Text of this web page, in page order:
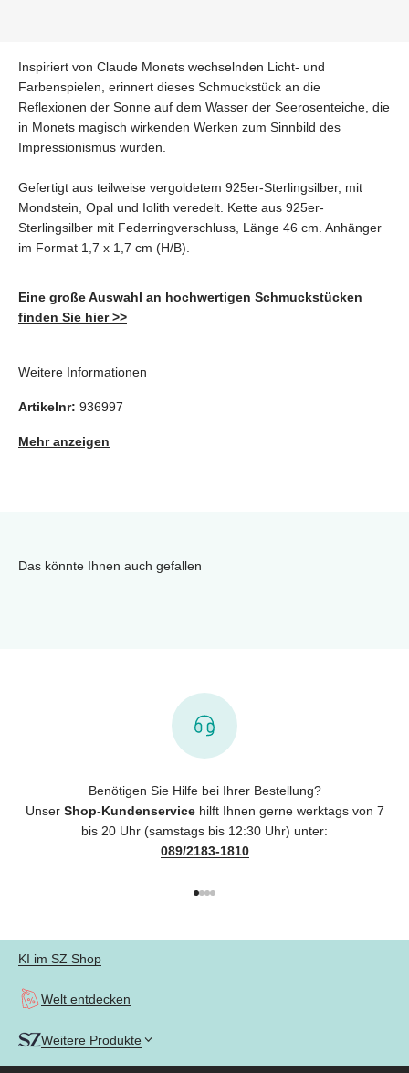
Inspiriert von Claude Monets wechselnden Licht- und
Farbenspielen, erinnert dieses Schmuckstück an die
Reflexionen der Sonne auf dem Wasser der Seerosenteiche, die
in Monets magisch wirkenden Werken zum Sinnbild des
Impressionismus wurden.
Gefertigt aus teilweise vergoldetem 925er-Sterlingsilber, mit
Mondstein, Opal und Iolith veredelt. Kette aus 925er-
Sterlingsilber mit Federringverschluss, Länge 46 cm. Anhänger
im Format 1,7 x 1,7 cm (H/B).
Eine große Auswahl an hochwertigen Schmuckstücken
finden Sie hier >>
Weitere Informationen
Artikelnr: 936997
Mehr anzeigen
Das könnte Ihnen auch gefallen
Benötigen Sie Hilfe bei Ihrer Bestellung?
Unser Shop-Kundenservicehilft Ihnen gerne werktags von 7
bis 20 Uhr (samstags bis 12:30 Uhr) unter:
089/2183-1810
KI im SZ Shop
Welt entdecken
Weitere Produkte